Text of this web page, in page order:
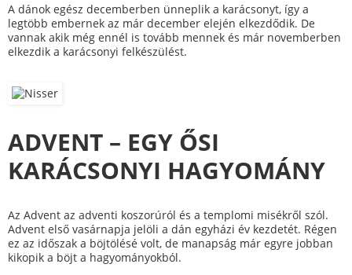
A dánok egész decemberben ünneplik a karácsonyt, így a
legtöbb embernek az már december elején elkezdődik. De
vannak akik még ennél is tovább mennek és már novemberben
elkezdik a karácsonyi felkészülést.
ADVENT – EGY ŐSI
KARÁCSONYI HAGYOMÁNY
Az Advent az adventi koszorúról és a templomi misékről szól.
Advent első vasárnapja jelöli a dán egyházi év kezdetét. Régen
ez az időszak a böjtölésé volt, de manapság már egyre jobban
kikopik a böjt a hagyományokból.